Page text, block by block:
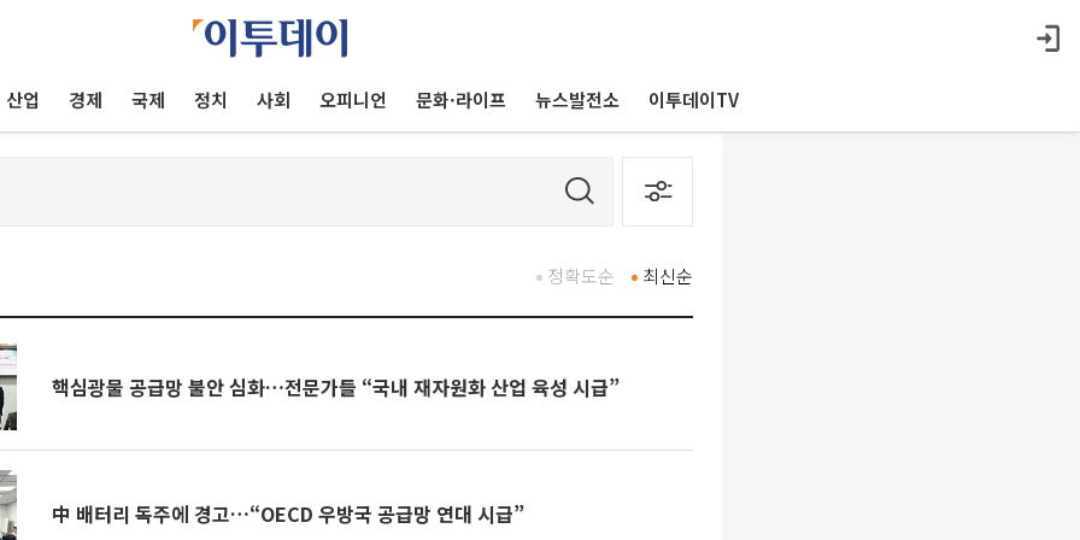
산업 경제 국제 정치 사회 오피니언 문화·라이프 뉴스발전소 이투데이TV
최신순
정확도순
핵심광물 공급망 불안 심화…전문가들 “국내 재자원화 산업 육성 시급”
中 배터리 독주에 경고…“OECD 우방국 공급망 연대 시급”